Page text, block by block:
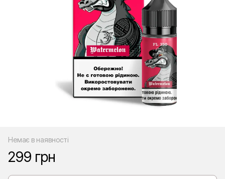
Немає в наявності
299 грн